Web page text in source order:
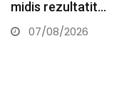
marrëveshjes
07/08/2026